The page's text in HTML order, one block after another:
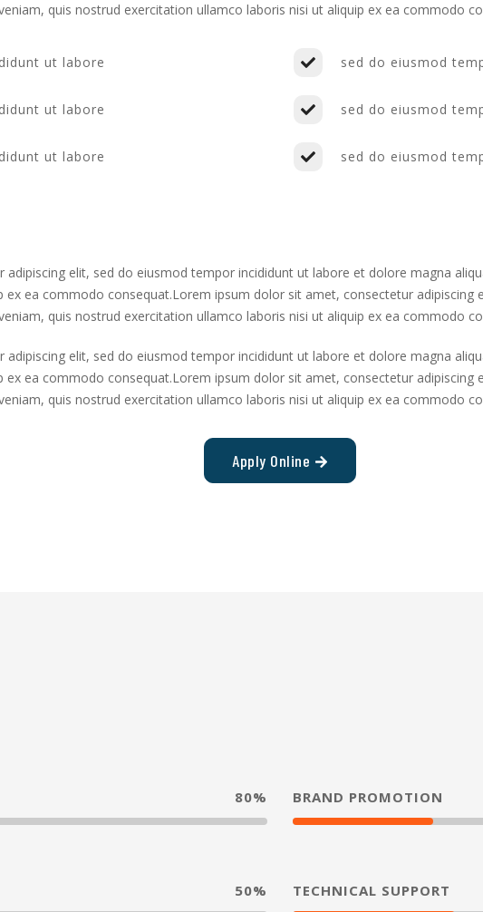
quis nostrud exercitation ullamco laboris nisi ut aliquip ex ea commodo
ut labore
ut labore
ut labore
sed do eiusmod
sed do eiusmod
sed do eiusmod
elit, sed do eiusmod tempor incididunt ut labore et dolore magna
ex ea commodo consequat.Lorem ipsum dolor sit amet, consectetur
quis nostrud exercitation ullamco laboris nisi ut aliquip ex ea commodo
elit, sed do eiusmod tempor incididunt ut labore et dolore magna
ex ea commodo consequat.Lorem ipsum dolor sit amet, consectetur
quis nostrud exercitation ullamco laboris nisi ut aliquip ex ea commodo
Apply Online
80% BRAND PROMOTION
50% TECHNICAL SUPPORT